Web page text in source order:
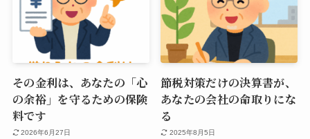
その金利は、あなたの「心
の余裕」を守るための保険
料です
2026年6月27日
節税対策だけの決算書が、
あなたの会社の命取りにな
る
2025年8月5日